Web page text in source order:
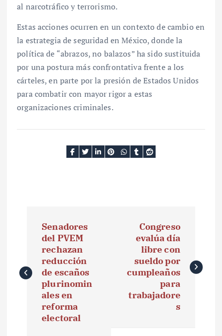
al narcotráfico y terrorismo.
Estas acciones ocurren en un contexto de cambio en
la estrategia de seguridad en México, donde la
política de “abrazos, no balazos” ha sido sustituida
por una postura más confrontativa frente a los
cárteles, en parte por la presión de Estados Unidos
para combatir con mayor rigor a estas
organizaciones criminales.
e
Senadores
del PVEM
rechazan
reducción
de escaños
plurinomin
ales en
reforma
electoral
Congreso
evalúa día
libre con
sueldo por
cumpleaños
para
trabajadore
s